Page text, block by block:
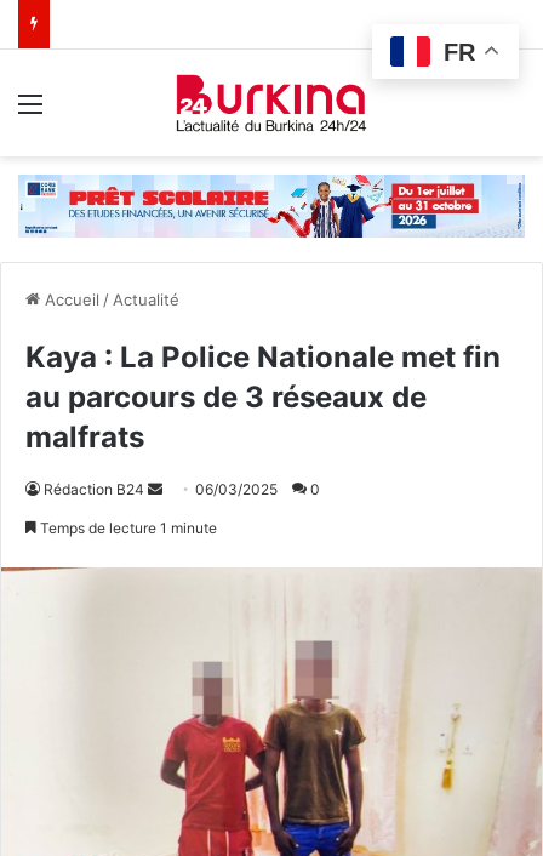
Accueil / Actualité
Kaya : La Police Nationale met fin
au parcours de 3 réseaux de
malfrats
Rédaction B24
c
o
06/03/2025 0
Temps de lecture 1 minute
FR